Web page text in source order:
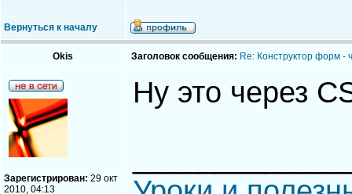
Вернуться к началу
Okis Заголовок сообщения: Re: Конструктор форм -
Зарегистрирован: 29 окт
2010, 04:13
Ну это через